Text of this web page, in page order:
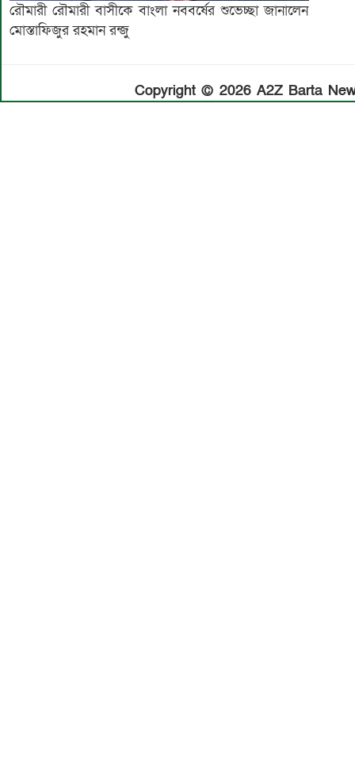
রৌমারী রৌমারী বাসীকে বাংলা নববর্ষের শুভেচ্ছা জানালেন
মোস্তাফিজুর রহমান রন্জু
Copyright © 2026 A2Z Barta